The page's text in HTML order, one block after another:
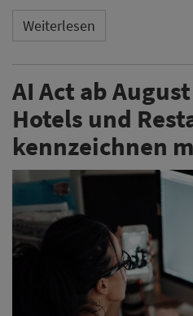
Weiterlesen
AI Act ab
Hotels und
kennzeichnen